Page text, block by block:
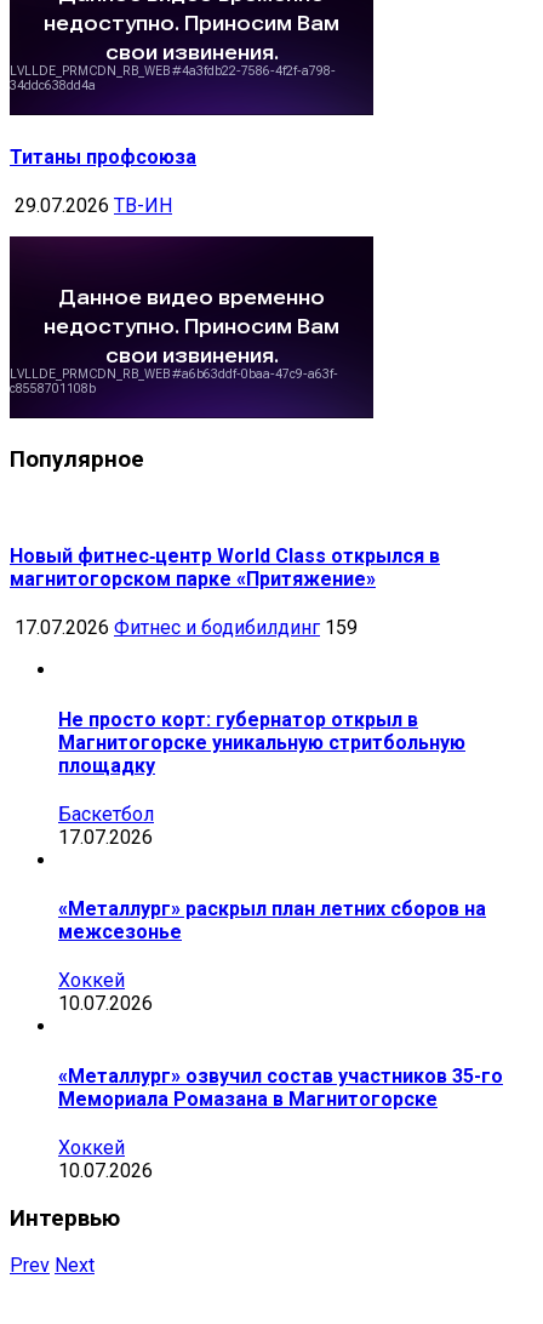
Титаны профсоюза
29.07.2026 ТВ-ИН
Популярное
Новый фитнес‑центр World Class открылся в
магнитогорском парке «Притяжение»
17.07.2026 Фитнес и бодибилдинг 159
Не просто корт: губернатор открыл в
Магнитогорске уникальную стритбольную
площадку
Баскетбол
17.07.2026
«Металлург» раскрыл план летних сборов на
межсезонье
Хоккей
10.07.2026
«Металлург» озвучил состав участников 35-го
Мемориала Ромазана в Магнитогорске
Хоккей
10.07.2026
Интервью
Prev Next